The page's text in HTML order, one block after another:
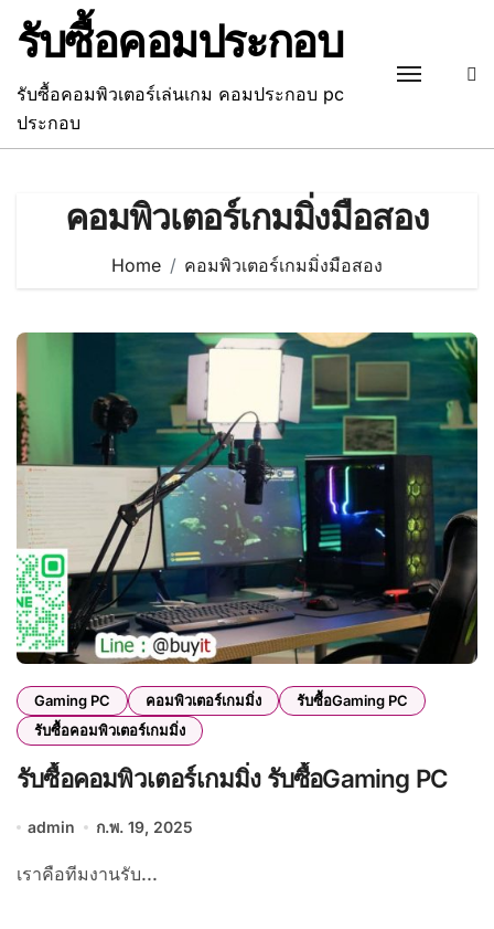
content
รับซื้อคอมประกอบ
รับซื้อคอมพิวเตอร์เล่นเกม คอมประกอบ pc
ประกอบ
คอมพิวเตอร์เกมมิ่งมือสอง
Home คอมพิวเตอร์เกมมิ่งมือสอง
Gaming PC คอมพิวเตอร์เกมมิ่ง
รับซื้อGaming PC
รับซื้อคอมพิวเตอร์เกมมิ่ง
รับซื้อคอมพิวเตอร์เกมมิ่ง รับซื้อGaming PC
admin ก.พ. 19, 2025
เราคือทีมงานรับ...